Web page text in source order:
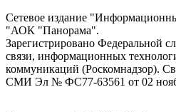
Сетевое издание
"АОК "Панорама".
Зарегистрировано Федеральной
связи, информационных
коммуникаций (Роскомнадзор).
СМИ Эл № ФС77-63561 от 02